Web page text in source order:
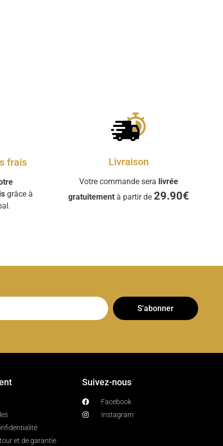
frais
grâce à
Livraison
Votre commande sera livrée
gratuitementà partir de 29.90€
S'abonner
et de garantie
Suivez-nous
Facebook
Instagram